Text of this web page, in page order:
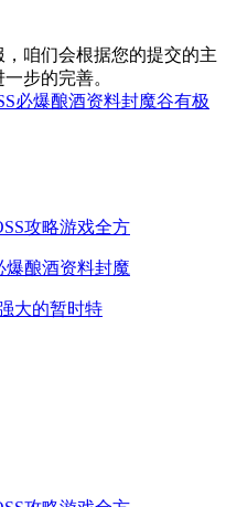
咱们会根据您的提交的主
步的完善。
必爆酿酒资料封魔谷有极
攻略游戏全方
爆酿酒资料封魔
大的暂时特